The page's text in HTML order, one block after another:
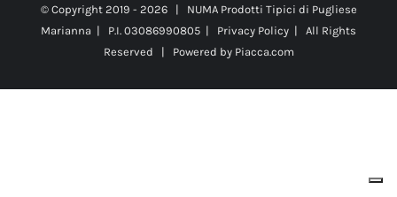
© Copyright 2019 - 2026 | NUMA Prodotti Tipici di Pugliese
Marianna | P.I. 03086990805 | Privacy Policy | All Rights
Reserved | Powered by Piacca.com